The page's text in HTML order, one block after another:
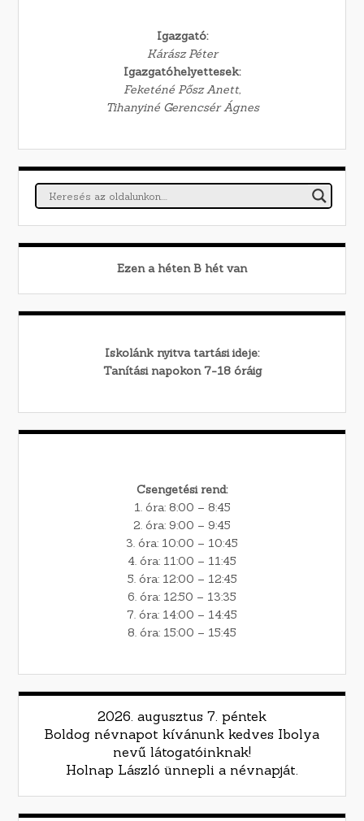
Igazgató:
Kárász Péter
Igazgatóhelyettesek:
Feketéné Pősz Anett,
Tihanyiné Gerencsér Ágnes
Ezen a héten B hét van
Iskolánk nyitva tartási ideje:
Tanítási napokon 7-18 óráig
Csengetési rend:
1. óra: 8:00 – 8:45
2. óra: 9:00 – 9:45
3. óra: 10:00 – 10:45
4. óra: 11:00 – 11:45
5. óra: 12:00 – 12:45
6. óra: 12:50 – 13:35
7. óra: 14:00 – 14:45
8. óra: 15:00 – 15:45
2026. augusztus 7. péntek
Boldog névnapot kívánunk kedves Ibolya
nevű látogatóinknak!
Holnap László ünnepli a névnapját.